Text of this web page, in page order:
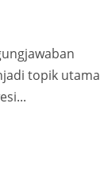
topik utama